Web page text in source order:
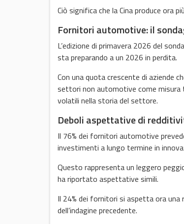
Ciò significa che la Cina produce ora
Fornitori automotive: il
L’edizione di primavera 2026 del
sta preparando a un 2026 in perdita.
Con una quota crescente di aziende
settori non automotive come misura
volatili nella storia del settore.
Deboli aspettative di
Il 76% dei fornitori automotive
investimenti a lungo termine in
Questo rappresenta un leggero
ha riportato aspettative simili.
Il 24% dei fornitori si aspetta ora
dell’indagine precedente.